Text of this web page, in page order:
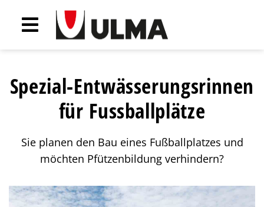
Spezial-Entwässerungsrinnen
für Fussballplätze
Sie planen den Bau eines Fußballplatzes und
möchten Pfützenbildung verhindern?